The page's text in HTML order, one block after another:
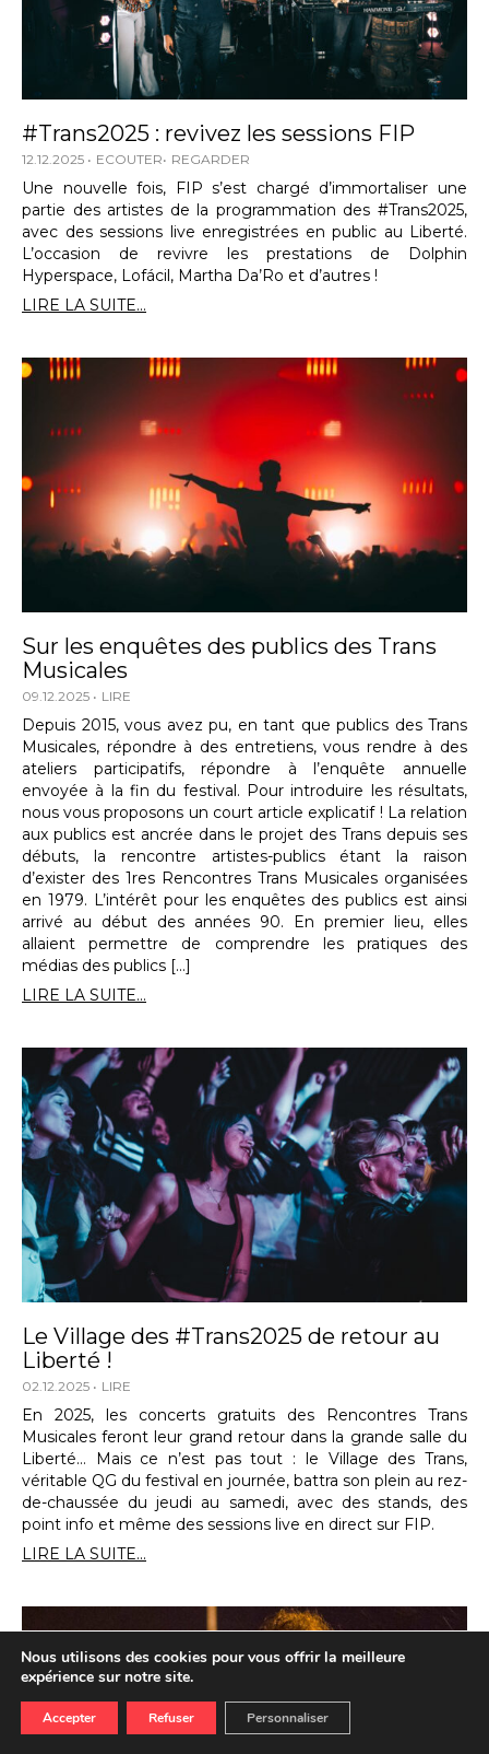
#Trans2025 : revivez les sessions FIP
12.12.2025 ECOUTER REGARDER
Une nouvelle fois, FIP s’est chargé d’immortaliser une
partie des artistes de la programmation des #Trans2025,
avec des sessions live enregistrées en public au Liberté.
L’occasion de revivre les prestations de Dolphin
Hyperspace, Lofácil, Martha Da’Ro et d’autres !
LIRE LA SUITE...
Sur les enquêtes des publics des Trans
Musicales
09.12.2025 LIRE
Depuis 2015, vous avez pu, en tant que publics des Trans
Musicales, répondre à des entretiens, vous rendre à des
ateliers participatifs, répondre à l’enquête annuelle
envoyée à la fin du festival. Pour introduire les résultats,
nous vous proposons un court article explicatif ! La relation
aux publics est ancrée dans le projet des Trans depuis ses
débuts, la rencontre artistes-publics étant la raison
d’exister des 1res Rencontres Trans Musicales organisées
en 1979. L’intérêt pour les enquêtes des publics est ainsi
arrivé au début des années 90. En premier lieu, elles
allaient permettre de comprendre les pratiques des
médias des publics […]
LIRE LA SUITE...
Le Village des #Trans2025 de retour au
Liberté !
02.12.2025 LIRE
En 2025, les concerts gratuits des Rencontres Trans
Musicales feront leur grand retour dans la grande salle du
Liberté… Mais ce n’est pas tout : le Village des Trans,
véritable QG du festival en journée, battra son plein au rez-
de-chaussée du jeudi au samedi, avec des stands, des
point info et même des sessions live en direct sur FIP.
LIRE LA SUITE...
Nous utilisons des cookies pour vous offrir la meilleure
expérience sur notre site.
Accepter Refuser Personnaliser